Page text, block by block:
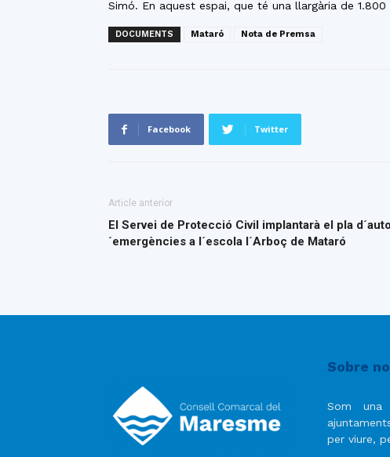
Simó. En aquest espai, que té una llargària de
DOCUMENTS Mataró Nota de Premsa
Facebook Twitter
Article anterior
El Servei de Protecció Civil implantarà el pla
´emergències a l´escola l´Arboç de Mataró
Sobre
Som una
per viure,